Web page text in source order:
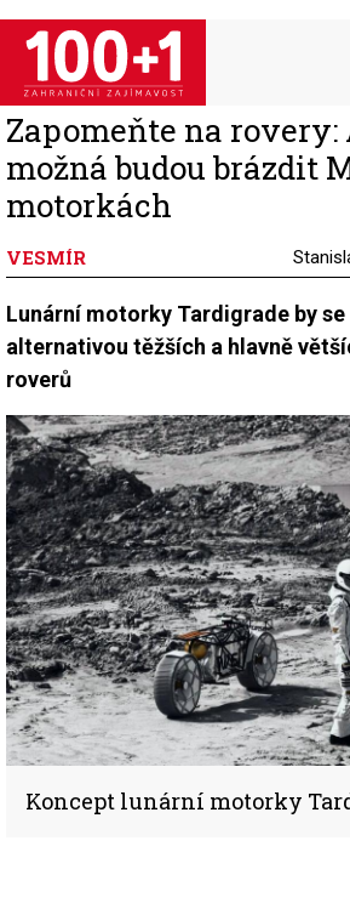
Přejít
hlavnímu
obsahu
Zapomeňte na
možná budou brázdit
motorkách
VESMÍR
Lunární motorky Tardigrade by
alternativou těžších a hlavně
roverů
Koncept lunární motorky